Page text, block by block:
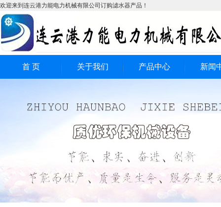
欢迎来到连云港力能电力机械有限公司订购滤水器产品！
首 页 关于我们 产品中心
工业过滤器
全自动反冲洗式滤水
器
全自动自清洗式滤水
新闻